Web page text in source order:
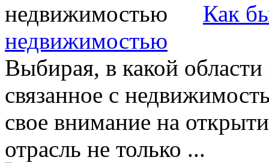
Как
недвижимостью
Выбирая, в какой области
связанное с
свое внимание на
отрасль не только ...